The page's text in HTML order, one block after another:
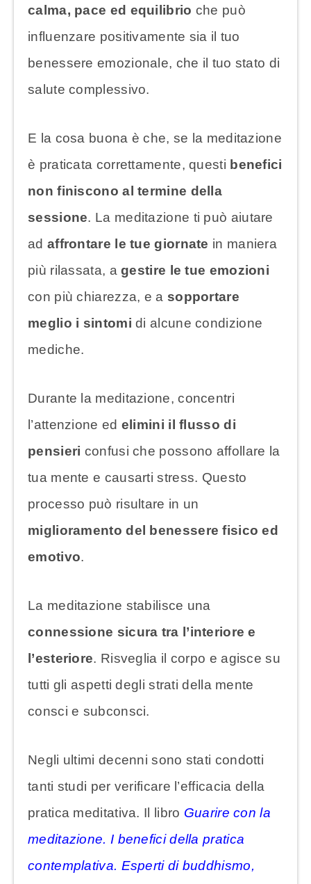
calma, pace ed equilibrio che può
influenzare positivamente sia il tuo
benessere emozionale, che il tuo stato di
salute complessivo.
E la cosa buona è che, se la meditazione
è praticata correttamente, questi benefici
non finiscono al termine della
sessione. La meditazione ti può aiutare
ad affrontare le tue giornate in maniera
più rilassata, agestire le tue emozioni
con più chiarezza, e a sopportare
meglio i sintomi di alcune condizione
mediche.
Durante la meditazione, concentri
l’attenzione ed elimini il flusso di
pensieri confusi che possono affollare la
tua mente e causarti stress. Questo
processo può risultare in un
miglioramento del benessere fisico ed
emotivo.
La meditazione stabilisce una
connessione sicura tra l’interiore e
l’esteriore. Risveglia il corpo e agisce su
tutti gli aspetti degli strati della mente
consci e subconsci.
Negli ultimi decenni sono stati condotti
tanti studi per verificare l’efficacia della
pratica meditativa. Il libro Guarire con la
meditazione. I benefici della pratica
contemplativa. Esperti di buddhismo,